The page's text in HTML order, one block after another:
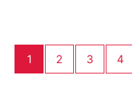
1 2 3 4